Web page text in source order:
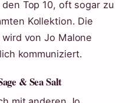
Top 10, oft sogar zu
Kollektion. Die
von Jo Malone
kommuniziert.
& Sea Salt